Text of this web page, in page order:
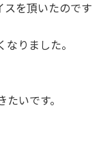
を頂いたのです
りました。
いです。